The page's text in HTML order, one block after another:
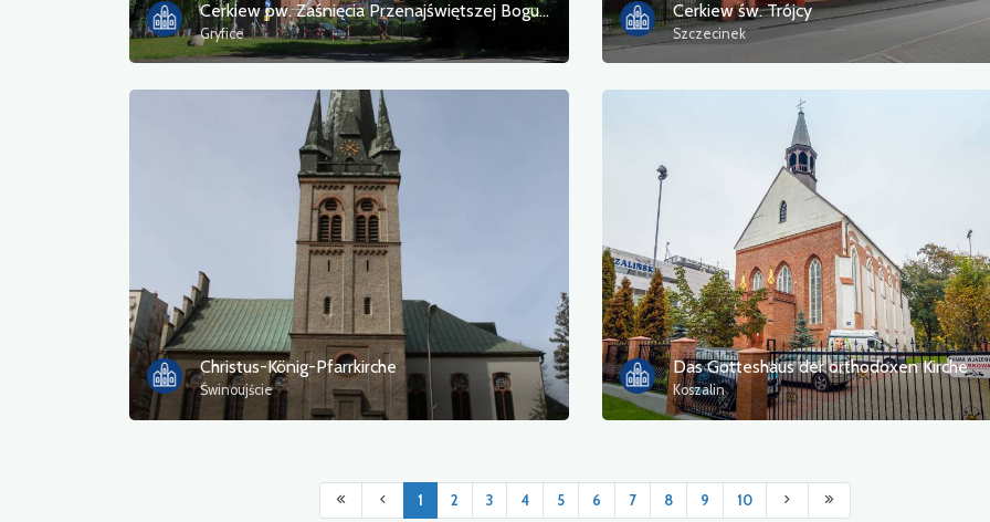
Cerkiew pw. Zaśnięcia Przenajświętszej Bogurodzicy
Gryfice
Cerkiew św. Trójcy
Szczecinek
Christus-König-Pfarrkirche
Świnoujście
Das Gotteshaus der orthodoxen Kirche
Koszalin
1 2 3 4 5 6 7 8 9 10